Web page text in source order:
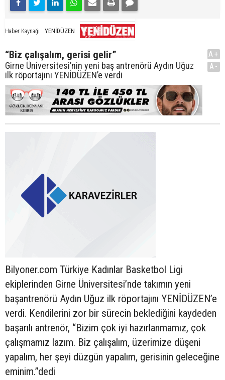
Haber Kaynağı YENİDÜZEN
“Biz çalışalım, gerisi gelir”
Girne Üniversitesi’nin yeni baş antrenörü Aydın Uğuz
ilk röportajını YENİDÜZEN’e verdi
A+
A-
Bilyoner.com Türkiye Kadınlar Basketbol Ligi
ekiplerinden Girne Üniversitesi’nde takımın yeni
başantrenörü Aydın Uğuz ilk röportajını YENİDÜZEN’e
verdi. Kendilerini zor bir sürecin beklediğini kaydeden
başarılı antrenör, “Bizim çok iyi hazırlanmamız, çok
çalışmamız lazım. Biz çalışalım, üzerimize düşeni
yapalım, her şeyi düzgün yapalım, gerisinin geleceğine
eminim.”dedi